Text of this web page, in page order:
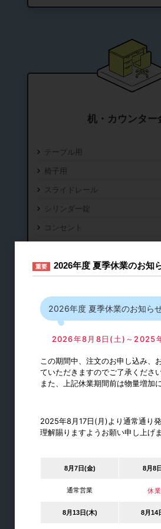
机・カウンター
テーブル用
椅子用
スライドレール
シリンダー錠
コンセント
ダストシュート
ステー・ヒンジ
ラッチ・キャッチ
取手・つまみ
引戸用レール
重要 2026年度 夏季休業のお知
2026年度 夏季休業のお知ら
2026年8月8日(土)～2025
この期間中、注文のお申し込み、
ていただきますのでご了承ください
また、上記休業期間前は物量増加
2025年8月17日(月)より通常通り
理解賜りますようお願い申し上げま
8月7日(金) 8月8
通常営業 休
8月13日(木) 8月14